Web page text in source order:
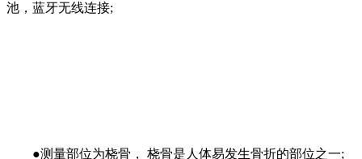
池，蓝牙无线连接;
●测量部位为桡骨， 桡骨是人体易发生骨折的部位之一;